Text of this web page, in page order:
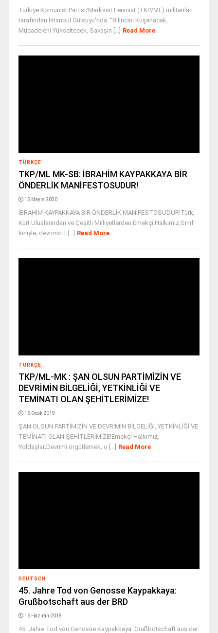
Türkiye Komünist Partisi/Marksist Leninist (TKP/ML) militanları
tarafından İstanbul Gülsuyu'nda “Bilincini Kuşanacak,
Mücadeleni Yükseltecek, Savaşın [...] Read More
TÜRKÇE
TKP/ML MK-SB: İBRAHİM KAYPAKKAYA BİR
ÖNDERLİK MANİFESTOSUDUR!
15 Mayıs 2020
İBRAHİM KAYPAKKAYA BİR ÖNDERLİK MANİFESTOSUDUR!Türk,
Kürt Uluslarından ve Çeşitli Milliyetlerden Emekçi Halkımız,Sınıf
kiniyle, devrimci t [...] Read More
TÜRKÇE
TKP/ML-MK : ŞAN OLSUN PARTİMİZİN VE
DEVRİMİN BİLGELİĞİ, YETKİNLİĞİ VE
TEMİNATI OLAN ŞEHİTLERİMİZE!
16 Ocak 2019
ŞAN OLSUN PARTİMİZİN VE DEVRİMİN BİLGELİĞİ, YETKİNLİĞİ VE
TEMİNATI OLAN ŞEHİTLERİMİZE!Emekçi Halkımız,
Yoldaşlar;Devrimi örgütlemek, o [...] Read More
DEUTSCH
45. Jahre Tod von Genosse Kaypakkaya:
Grußbotschaft aus der BRD
16 Haziran 2018
45. Jahre Tod von Genosse Kaypakkaya: Grußbotschaft aus der